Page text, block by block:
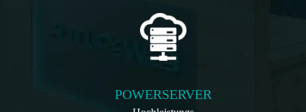
POWERSERVER